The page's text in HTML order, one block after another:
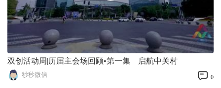
双创活动周|历届主会场回顾•第一集 启航中关村
秒秒微信 0